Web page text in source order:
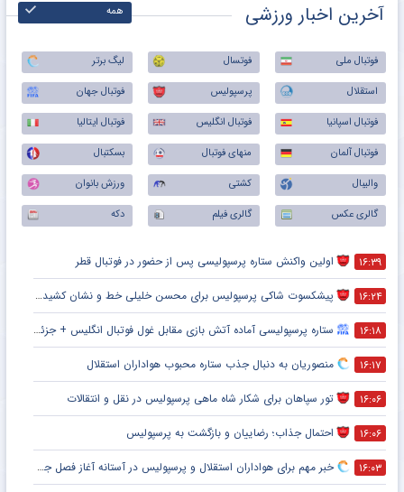
آخرین اخبار ورزشی همه
فوتبال ملی فوتسال
لیگ برتر
استقلال
پرسپولیس
فوتبال جهان
فوتبال اسپانیا
فوتبال انگلیس
فوتبال ایتالیا
فوتبال آلمان
منهای فوتبال
بسکتبال
والیبال
کشتی
ورزش بانوان
گالری عکس
گالری فیلم دکه
۱۶:۳۹ اولین واکنش ستاره پرسپولیسی پس از حضور در فوتبال قطر
۱۶:۲۴ پیشکسوت شاکی پرسپولیس برای محسن خلیلی خط و نشان کشید + جزئیات
۱۶:۱۸ ستاره پرسپولیسی آماده آتش بازی مقابل غول فوتبال انگلیس + جزئیات
۱۶:۱۷ منصوریان به دنبال جذب ستاره محبوب هواداران استقلال
۱۶:۰۶ تور سپاهان برای شکار شاه ماهی پرسپولیس در نقل و انتقالات
۱۶:۰۶ احتمال جذاب؛ رضاییان و بازگشت به پرسپولیس
۱۶:۰۳ خبر مهم برای هواداران استقلال و پرسپولیس در آستانه آغاز فصل جدید